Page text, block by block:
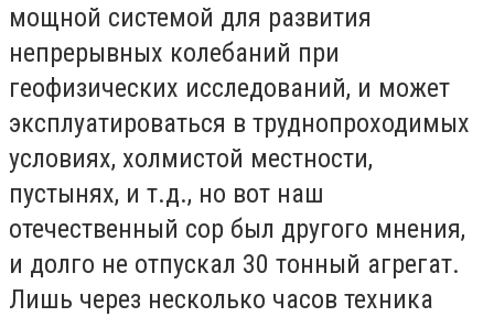
мощной системой для развития
непрерывных колебаний при
геофизических исследований, и может
эксплуатироваться в труднопроходимых
условиях, холмистой местности,
пустынях, и т.д., но вот наш
отечественный сор был другого мнения,
и долго не отпускал 30 тонный агрегат.
Лишь через несколько часов техника